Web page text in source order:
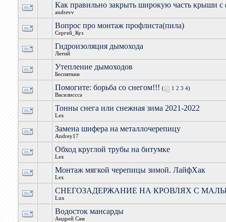
Как правильно закрыть широкую часть крыши с
andrevv
Вопрос про монтаж профлиста(пила)
Сергей_Куз
Гидроизоляция дымохода
Литий
Утепление дымоходов
Беспяткин
Помогите: борьба со снегом!!! ( 1 2 3 4)
Василиссса
Тонны снега или снежная зима 2021-2022
Lex
Замена шифера на металлочерепицу
Andrey17
Обход круглой трубы на битумке
Lex
Монтаж мягкой черепицы зимой. ЛайфХак
Lex
СНЕГОЗАДЕРЖАНИЕ НА КРОВЛЯХ С
Lux
Водосток мансарды
Андрей Сам